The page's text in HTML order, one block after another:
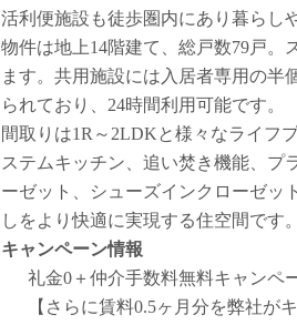
活利便施設も徒歩圏内にあり暮らし
物件は地上14階建て、総戸数79戸。
ます。共用施設には入居者専用の半
られており、24時間利用可能です。
間取りは1R～2LDKと様々なライフ
ステムキッチン、追い焚き機能、プ
ーゼット、シューズインクローゼッ
しをより快適に実現する住空間です。
キャンペーン情報
礼金0 ＋仲介手数料無料キャンペ
【さらに賃料0.5ヶ月分を弊社が